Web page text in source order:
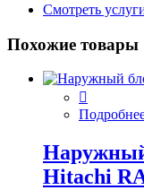
Смотреть
Похожие товары
Hitachi